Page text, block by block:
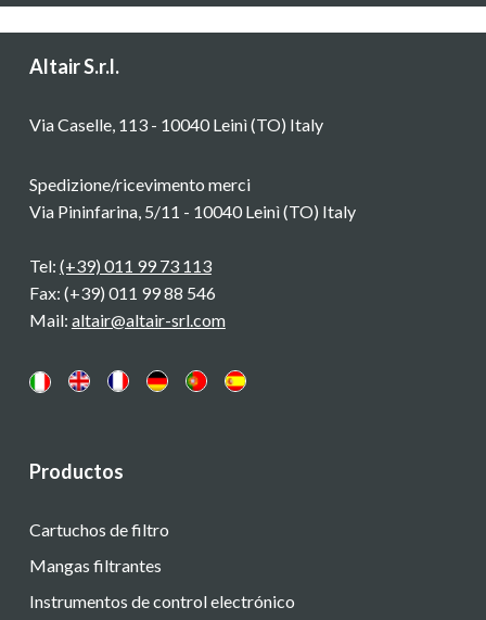
Altair S.r.l.
Via Caselle, 113 - 10040 Leinì (TO) Italy
Spedizione/ricevimento merci
Via Pininfarina, 5/11 - 10040 Leinì (TO) Italy
Tel: (+39) 011 99 73 113
Fax: (+39) 011 99 88 546
Mail: altair@altair-srl.com
Productos
Cartuchos de filtro
Mangas filtrantes
Instrumentos de control electrónico